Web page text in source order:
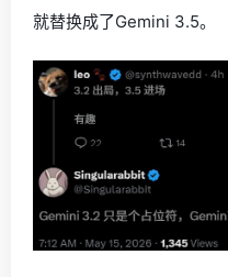
就替换成了Gemini 3.5。